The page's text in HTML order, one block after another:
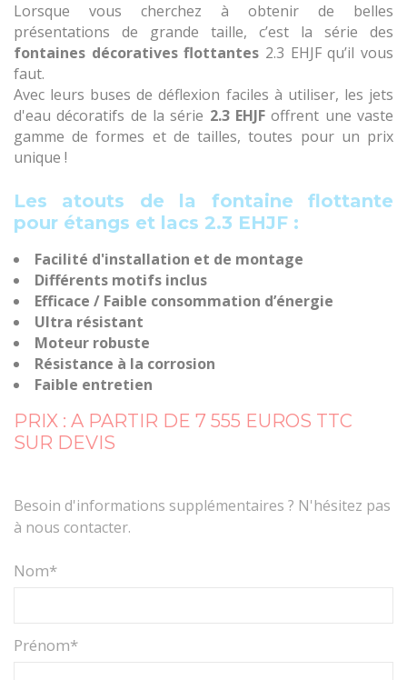
Lorsque vous cherchez à obtenir de belles
présentations de grande taille, c’est la série des
fontaines décoratives flottantes 2.3 EHJF qu’il vous
faut.
Avec leurs buses de déflexion faciles à utiliser, les jets
d'eau décoratifs de la série 2.3 EHJF offrent une vaste
gamme de formes et de tailles, toutes pour un prix
unique !
Les atouts de la fontaine flottante
pour étangs et lacs 2.3 EHJF :
Facilité d'installation et de montage
Différents motifs inclus
Efficace / Faible consommation d’énergie
Ultra résistant
Moteur robuste
Résistance à la corrosion
Faible entretien
PRIX : A PARTIR DE 7 555 EUROS TTC
SUR DEVIS
Besoin d'informations supplémentaires ? N'hésitez pas
à nous contacter.
Nom*
Prénom*